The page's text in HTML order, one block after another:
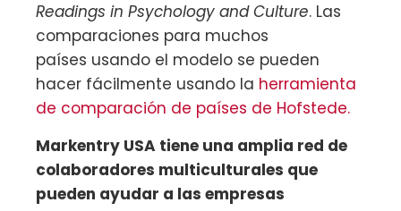
Readings in Psychology and Culture. Las
comparaciones para muchos
países usando el modelo se pueden
hacer fácilmente usando la herramienta
de comparación de países de Hofstede.
Markentry USA tiene una amplia red de
colaboradores multiculturales que
pueden ayudar a las empresas